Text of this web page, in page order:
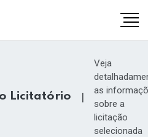
Licitatório |
Veja
as
sobre a
licitação
selecionada